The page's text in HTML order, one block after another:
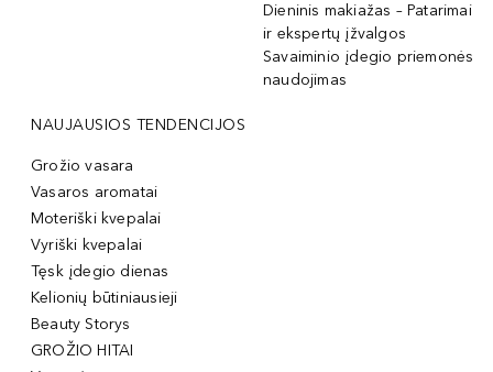
Dieninis makiažas – Patarimai
ir ekspertų įžvalgos
Savaiminio įdegio priemonės
naudojimas
NAUJAUSIOS TENDENCIJOS
Grožio vasara
Vasaros aromatai
Moteriški kvepalai
Vyriški kvepalai
Tęsk įdegio dienas
Kelionių būtiniausieji
Beauty Storys
GROŽIO HITAI